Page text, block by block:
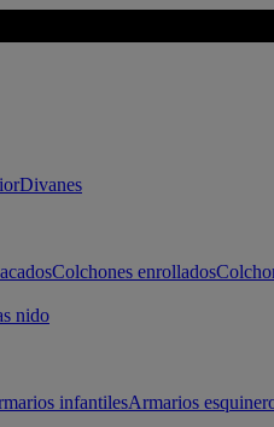
Divanes
Colchones enrollados
nido
infantilesArmarios